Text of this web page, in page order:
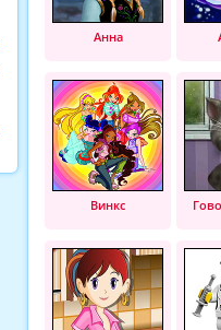
Анна
Винкс